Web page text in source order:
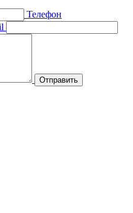
Телефон
Отправить